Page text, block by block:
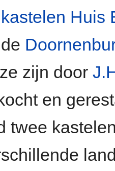
kastelen Huis
zijn door
en
twee